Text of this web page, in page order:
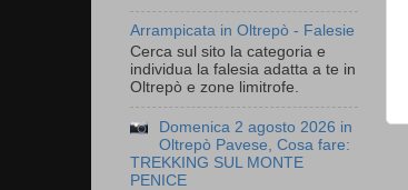
Arrampicata in Oltrepò - Falesie
Cerca sul sito la categoria e
individua la falesia adatta a te in
Oltrepò e zone limitrofe.
Domenica 2 agosto 2026 in
Oltrepò Pavese, Cosa fare:
TREKKING SUL MONTE
PENICE